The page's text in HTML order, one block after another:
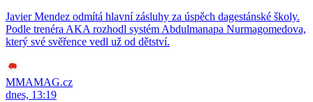
Javier Mendez odmítá hlavní zásluhy za úspěch dagestánské školy.
Podle trenéra AKA rozhodl systém Abdulmanapa Nurmagomedova,
který své svěřence vedl už od dětství.
MMAMAG.cz
dnes, 13:19